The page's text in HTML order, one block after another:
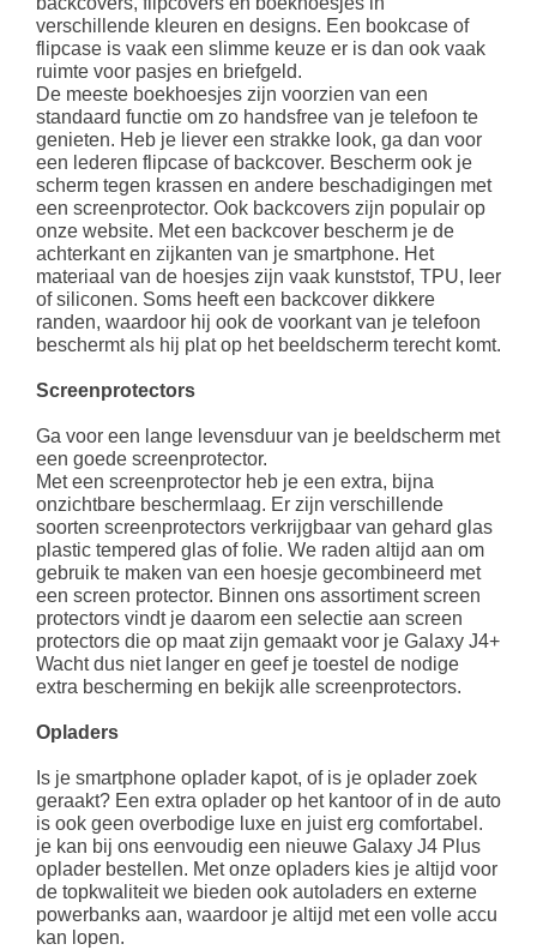
verschillende kleuren en designs. Een bookcase of
flipcase is vaak een slimme keuze er is dan ook vaak
ruimte voor pasjes en briefgeld.
De meeste boekhoesjes zijn voorzien van een
standaard functie om zo handsfree van je telefoon te
genieten. Heb je liever een strakke look, ga dan voor
een lederen flipcase of backcover. Bescherm ook je
scherm tegen krassen en andere beschadigingen met
een screenprotector. Ook backcovers zijn populair op
onze website. Met een backcover bescherm je de
achterkant en zijkanten van je smartphone. Het
materiaal van de hoesjes zijn vaak kunststof, TPU, leer
of siliconen. Soms heeft een backcover dikkere
randen, waardoor hij ook de voorkant van je telefoon
beschermt als hij plat op het beeldscherm terecht komt.
Screenprotectors
Ga voor een lange levensduur van je beeldscherm met
een goede screenprotector.
Met een screenprotector heb je een extra, bijna
onzichtbare beschermlaag. Er zijn verschillende
soorten screenprotectors verkrijgbaar van gehard glas
plastic tempered glas of folie. We raden altijd aan om
gebruik te maken van een hoesje gecombineerd met
een screen protector. Binnen ons assortiment screen
protectors vindt je daarom een selectie aan screen
protectors die op maat zijn gemaakt voor je Galaxy J4+
Wacht dus niet langer en geef je toestel de nodige
extra bescherming en bekijk alle screenprotectors.
Opladers
Is je smartphone oplader kapot, of is je oplader zoek
geraakt? Een extra oplader op het kantoor of in de auto
is ook geen overbodige luxe en juist erg comfortabel.
je kan bij ons eenvoudig een nieuwe Galaxy J4 Plus
oplader bestellen. Met onze opladers kies je altijd voor
de topkwaliteit we bieden ook autoladers en externe
powerbanks aan, waardoor je altijd met een volle accu
kan lopen.